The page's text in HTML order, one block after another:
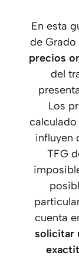
En esta
de
precios
del
Los
influyen
TFG
cuenta
solicitar